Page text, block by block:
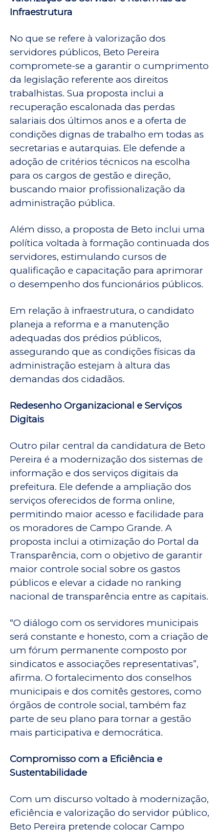
Infraestrutura
No que se refere à valorização dos
servidores públicos, Beto Pereira
compromete-se a garantir o cumprimento
da legislação referente aos direitos
trabalhistas. Sua proposta inclui a
recuperação escalonada das perdas
salariais dos últimos anos e a oferta de
condições dignas de trabalho em todas as
secretarias e autarquias. Ele defende a
adoção de critérios técnicos na escolha
para os cargos de gestão e direção,
buscando maior profissionalização da
administração pública.
Além disso, a proposta de Beto inclui uma
política voltada à formação continuada dos
servidores, estimulando cursos de
qualificação e capacitação para aprimorar
o desempenho dos funcionários públicos.
Em relação à infraestrutura, o candidato
planeja a reforma e a manutenção
adequadas dos prédios públicos,
assegurando que as condições físicas da
administração estejam à altura das
demandas dos cidadãos.
Redesenho Organizacional e Serviços
Digitais
Outro pilar central da candidatura de Beto
Pereira é a modernização dos sistemas de
informação e dos serviços digitais da
prefeitura. Ele defende a ampliação dos
serviços oferecidos de forma online,
permitindo maior acesso e facilidade para
os moradores de Campo Grande. A
proposta inclui a otimização do Portal da
Transparência, com o objetivo de garantir
maior controle social sobre os gastos
públicos e elevar a cidade no ranking
nacional de transparência entre as capitais.
“O diálogo com os servidores municipais
será constante e honesto, com a criação de
um fórum permanente composto por
sindicatos e associações representativas”,
afirma. O fortalecimento dos conselhos
municipais e dos comitês gestores, como
órgãos de controle social, também faz
parte de seu plano para tornar a gestão
mais participativa e democrática.
Compromisso com a Eficiência e
Sustentabilidade
Com um discurso voltado à modernização,
eficiência e valorização do servidor público,
Beto Pereira pretende colocar Campo